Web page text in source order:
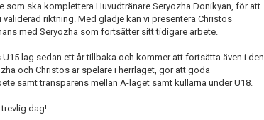
som ska komplettera Huvudtränare Seryozha Donikyan, för att
riktning. Med glädje kan vi presentera Christos
med Seryozha som fortsätter sitt tidigare arbete.
lag sedan ett år tillbaka och kommer att fortsätta även i den
och Christos är spelare i herrlaget, gör att goda
samt transparens mellan A-laget samt kullarna under U18.
dag!